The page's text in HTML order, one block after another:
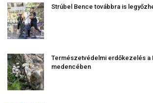
Strúbel Bence továbbra is
Természetvédelmi erdőkezelés a
medencében